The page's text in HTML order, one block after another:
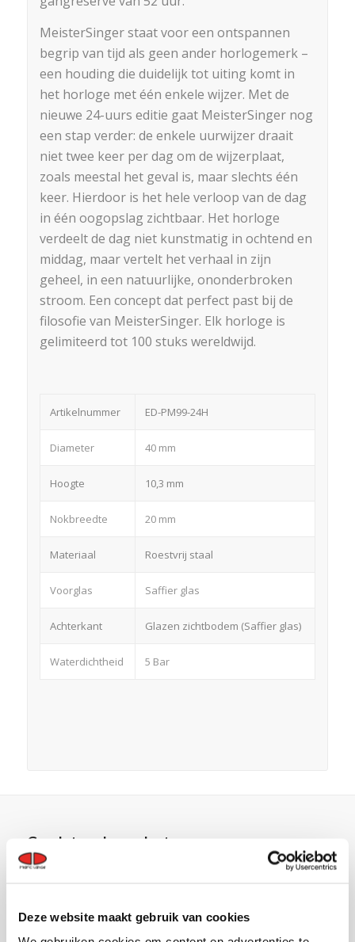
Deze website maakt gebruik van cookies
MeisterSinger staat voor een ontspannen
begrip van tijd als geen ander horlogemerk –
een houding die duidelijk tot uiting komt in
het horloge met één enkele wijzer. Met de
nieuwe 24-uurs editie gaat MeisterSinger nog
een stap verder: de enkele uurwijzer draait
niet twee keer per dag om de wijzerplaat,
zoals meestal het geval is, maar slechts één
keer. Hierdoor is het hele verloop van de dag
in één oogopslag zichtbaar. Het horloge
verdeelt de dag niet kunstmatig in ochtend en
middag, maar vertelt het verhaal in zijn
geheel, in een natuurlijke, ononderbroken
stroom. Een concept dat perfect past bij de
filosofie van MeisterSinger. Elk horloge is
gelimiteerd tot 100 stuks wereldwijd.
Artikelnummer ED-PM99-24H
Diameter 40 mm
Hoogte 10,3 mm
Nokbreedte 20 mm
Materiaal Roestvrij staal
Voorglas Saffier glas
Achterkant Glazen zichtbodem (Saffier glas)
Waterdichtheid 5 Bar
Gerelateerde producten